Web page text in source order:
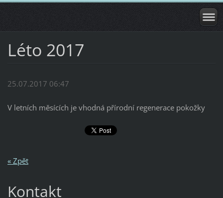
Léto 2017
25.07.2017 06:47
V letních měsících je vhodná přírodní regenerace pokožky
« Zpět
Kontakt